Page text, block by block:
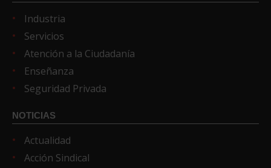
Industria
Servicios
Atención a la Ciudadanía
Enseñanza
Seguridad Privada
NOTICIAS
Actualidad
Acción Sindical